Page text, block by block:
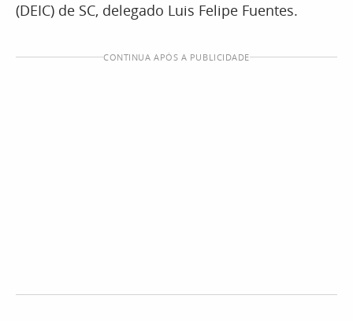
(DEIC) de SC, delegado Luis Felipe Fuentes.
CONTINUA APÓS A PUBLICIDADE